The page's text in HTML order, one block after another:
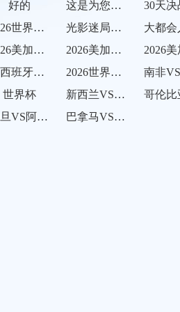
好的
这是为您重写的标题：<br /> <br /> **逆袭之路：解析2026世界杯32强淘汰赛的突围对阵规则**
2026世界杯运动员睡眠监测智能穿戴设备技术标准
光影迷局：2026世界杯门将视野盲区与点球判罚新考验
2026美加墨世界杯赛区球迷体验区空间规划方案
2026美加墨世界杯场馆志愿者培训全面启动
《西班牙队“斗牛士”归来！佩德里能否接班伊涅斯塔？》
2026世界杯补水暂停会否影响比赛节奏？
世界杯
新西兰VS埃及新西兰VS埃及直播
约旦VS阿尔及利亚约旦VS阿尔及利亚直播
巴拿马VS克罗地亚巴拿马VS克罗地亚直播